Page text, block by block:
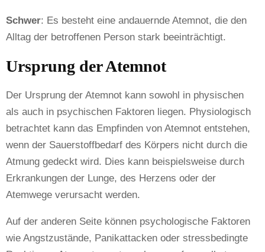
Schwer: Es besteht eine andauernde Atemnot, die den
Alltag der betroffenen Person stark beeinträchtigt.
Ursprung der Atemnot
Der Ursprung der Atemnot kann sowohl in physischen
als auch in psychischen Faktoren liegen. Physiologisch
betrachtet kann das Empfinden von Atemnot entstehen,
wenn der Sauerstoffbedarf des Körpers nicht durch die
Atmung gedeckt wird. Dies kann beispielsweise durch
Erkrankungen der Lunge, des Herzens oder der
Atemwege verursacht werden.
Auf der anderen Seite können psychologische Faktoren
wie Angstzustände, Panikattacken oder stressbedingte